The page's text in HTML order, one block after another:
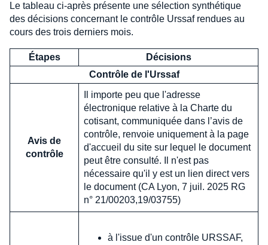
Le tableau ci-après présente une sélection synthétique
des décisions concernant le contrôle Urssaf rendues au
cours des trois derniers mois.
Étapes
Décisions
Contrôle de l'Urssaf
Avis de
contrôle
Il importe peu que l'adresse
électronique relative à la Charte du
cotisant, communiquée dans l’avis de
contrôle, renvoie uniquement à la page
d'accueil du site sur lequel le document
peut être consulté. Il n'est pas
nécessaire qu'il y est un lien direct vers
le document (CA Lyon, 7 juil. 2025 RG
n° 21/00203,19/03755)
à l'issue d'un contrôle URSSAF,